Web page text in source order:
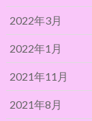
2022年3月
2022年1月
2021年11月
2021年8月